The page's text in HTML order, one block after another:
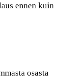
ennen kuin
osasta